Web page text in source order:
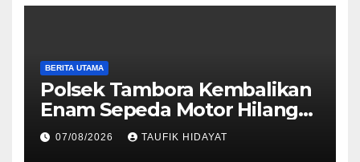
BERITA UTAMA
Polsek Tambora Kembalikan
Enam Sepeda Motor Hilang
kepada Pemilik, Wujud Nyata
Pelayanan Presisi Polri
07/08/2026 TAUFIK HIDAYAT